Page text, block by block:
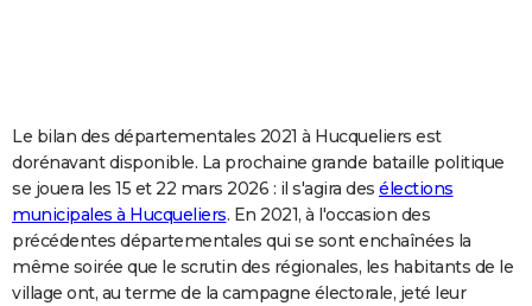
COPAINS D'AVANT
Avis de recherche
AVIS DE DÉCÈS
FORUM
Bricolage
Lifestyle
Culture
Sport
Auto
Television
Voyage
Cinema
Le bilan des départementales 2021 à Hucqueliers est
dorénavant disponible. La prochaine grande bataille politique
se jouera les 15 et 22 mars 2026 : il s'agira des élections
municipales à Hucqueliers. En 2021, à l'occasion des
précédentes départementales qui se sont enchaînées la
même soirée que le scrutin des régionales, les habitants de le
village ont, au terme de la campagne électorale, jeté leur